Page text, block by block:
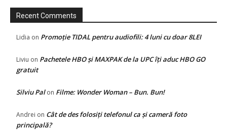
Recent Comments
Lidia on Promoție TIDAL pentru audiofili: 4 luni cu doar 8LEI
Liviu on Pachetele HBO și MAXPAK de la UPC îți aduc HBO GO
gratuit
Silviu Palon Filme: Wonder Woman – Bun. Bun!
Andrei on Cât de des folosiți telefonul ca și cameră foto
principală?